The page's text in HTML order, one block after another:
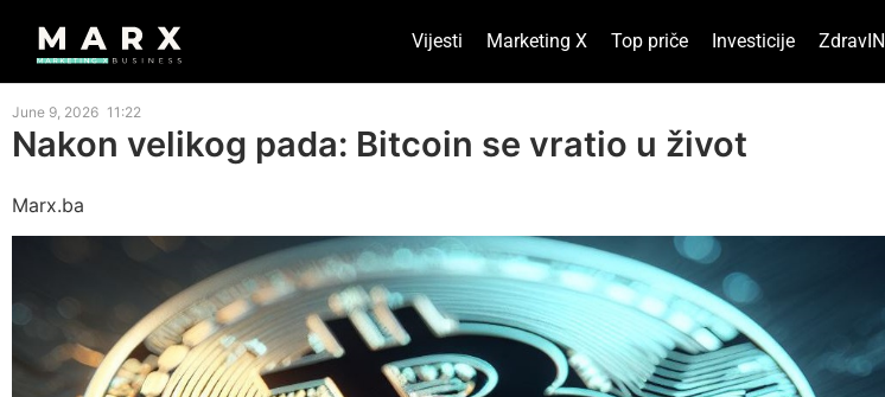
Vijesti Marketing X Top priče Investicije ZdravIN
June 9, 2026 11:22
Nakon velikog pada: Bitcoin se vratio u život
Marx.ba